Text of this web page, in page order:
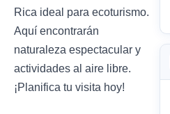
Rica ideal para ecoturismo.
Aquí encontrarán
naturaleza espectacular y
actividades al aire libre.
¡Planifica tu visita hoy!